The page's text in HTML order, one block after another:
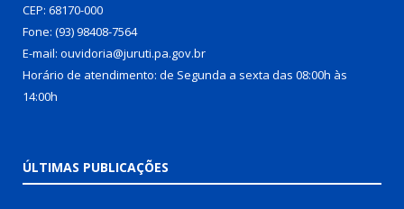
CEP: 68170-000
Fone: (93) 98408-7564
E-mail: ouvidoria@juruti.pa.gov.br
Horário de atendimento: de Segunda a sexta das 08:00h às
14:00h
ÚLTIMAS PUBLICAÇÕES